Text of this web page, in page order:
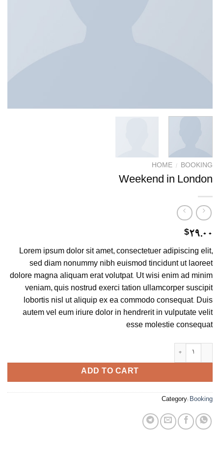
HOME / BOOKING
Weekend in London
$29.00
Lorem ipsum dolor sit amet, consectetuer adipiscing elit,
sed diam nonummy nibh euismod tincidunt ut laoreet
dolore magna aliquam erat volutpat. Ut wisi enim ad minim
veniam, quis nostrud exerci tation ullamcorper suscipit
lobortis nisl ut aliquip ex ea commodo consequat. Duis
autem vel eum iriure dolor in hendrerit in vulputate velit
esse molestie consequat
ADD TO CART
Category: Booking